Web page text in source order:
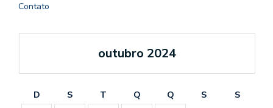
Contato
outubro 2024
D S T Q Q S
S